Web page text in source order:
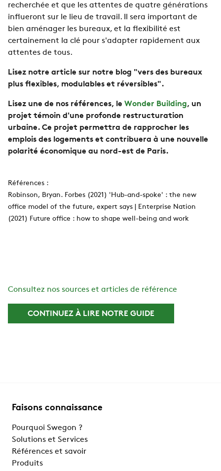
recherchée et que les attentes de quatre générations
influeront sur le lieu de travail. Il sera important de
bien aménager les bureaux, et la flexibilité est
certainement la clé pour s'adapter rapidement aux
attentes de tous.
Lisez notre article sur notre blog "vers des bureaux
plus flexibles, modulables et réversibles".
Lisez une de nos références, le Wonder Building, un
projet témoin d'une profonde restructuration
urbaine. Ce projet permettra de rapprocher les
emplois des logements et contribuera à une nouvelle
polarité économique au nord-est de Paris.
Références :
Robinson, Bryan. Forbes (2021) 'Hub-and-spoke' : the new
office model of the future, expert says | Enterprise Nation
(2021) Future office : how to shape well-being and work
Consultez nos sources et articles de référence
CONTINUEZ À LIRE NOTRE GUIDE
Faisons connaissance
Pourquoi Swegon ?
Solutions et Services
Références et savoir
Produits